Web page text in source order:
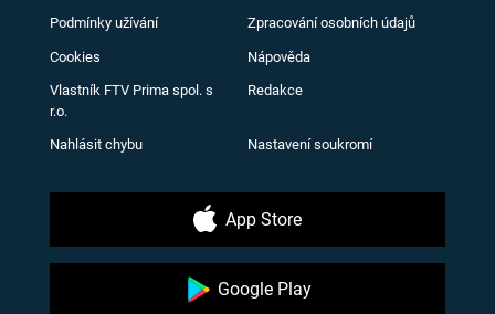
Podmínky užívání Zpracování osobních údajů
Cookies Nápověda
Vlastník FTV Prima spol. s
r.o.
Redakce
Nahlásit chybu Nastavení soukromí
App Store
Google Play